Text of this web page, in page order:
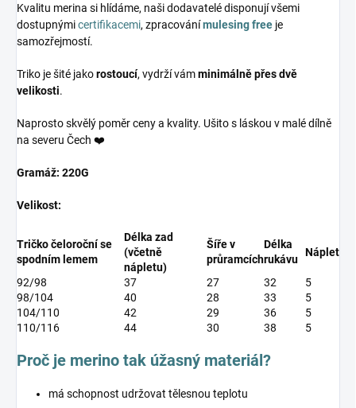
Kvalitu merina si hlídáme, naši dodavatelé disponují všemi
dostupnýmicertifikacemi, zpracovánímulesing free je
samozřejmostí.
Triko je šité jakorostoucí, vydrží vámminimálně přes dvě
velikosti.
Naprosto skvělý poměr ceny a kvality. Ušito s láskou v malé dílně
na severu Čech ❤️
Gramáž: 220G
Velikost:
Tričko čeloroční se
spodním lemem
Délka zad
(včetně
nápletu)
Šíře v
průramcích
Délka
rukávu
Náplet
92/98 37 27 32
5
98/104
40 28 33
5
104/110
42 29 36
5
110/116
44 30 38 5
Proč je merino tak úžasný materiál?
má schopnost udržovat tělesnou teplotu